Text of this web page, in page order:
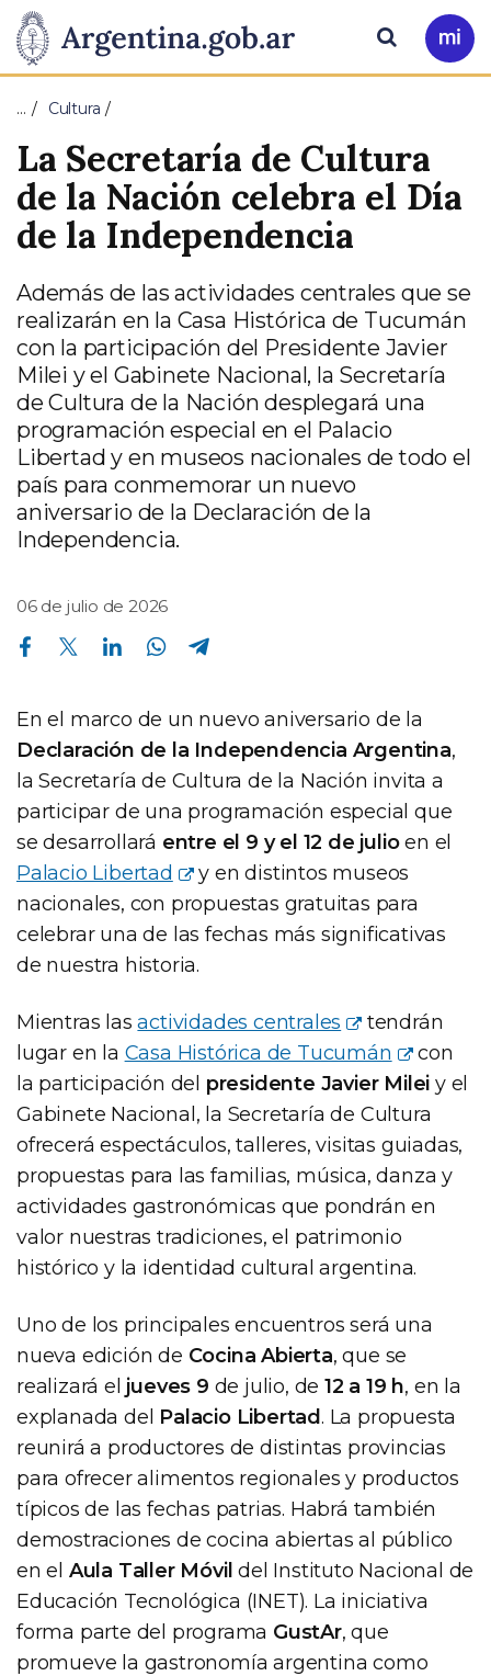
Presidencia
de
la
Nación
Pasar al contenido principal
Ir
a
Buscar
… Cultura
La Secretaría de Cultura
de la Nación celebra el Día
de la Independencia
Además de las actividades centrales que se
realizarán en la Casa Histórica de Tucumán
con la participación del Presidente Javier
Milei y el Gabinete Nacional, la Secretaría
de Cultura de la Nación desplegará una
programación especial en el Palacio
Libertad y en museos nacionales de todo el
país para conmemorar un nuevo
aniversario de la Declaración de la
Independencia.
06 de julio de 2026
Compartir en Facebook Compartir en Twitter Compartir en Linkedin Compartir en Whatsapp
En el marco de un nuevo aniversario de la
Declaración de la Independencia Argentina,
la Secretaría de Cultura de la Nación invita a
participar de una programación especial que
se desarrollará entre el 9 y el 12 de julioen el
Palacio Libertad
y en distintos museos
nacionales, con propuestas gratuitas para
celebrar una de las fechas más significativas
de nuestra historia.
Mientras lasactividades centrales
tendrán
lugar en la Casa Histórica de Tucumán
con
la participación del presidente Javier Milei y el
Gabinete Nacional, la Secretaría de Cultura
ofrecerá espectáculos, talleres, visitas guiadas,
propuestas para las familias, música, danza y
actividades gastronómicas que pondrán en
valor nuestras tradiciones, el patrimonio
histórico y la identidad cultural argentina.
Uno de los principales encuentros será una
nueva edición de Cocina Abierta, que se
realizará el jueves 9 de julio, de12 a 19 h, en la
explanada del Palacio Libertad. La propuesta
reunirá a productores de distintas provincias
para ofrecer alimentos regionales y productos
típicos de las fechas patrias. Habrá también
demostraciones de cocina abiertas al público
en el Aula Taller Móvil del Instituto Nacional de
Educación Tecnológica (INET). La iniciativa
forma parte del programa GustAr, que
promueve la gastronomía argentina como